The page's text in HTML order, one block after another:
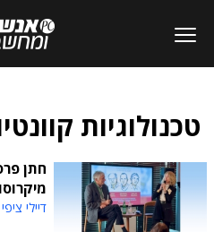
טכנולוגיות
חתן
דיילי ציפי